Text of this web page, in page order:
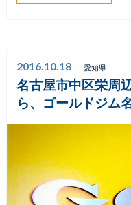
2016.10.18 愛知県
名古屋市中区栄周
ら、ゴールドジム